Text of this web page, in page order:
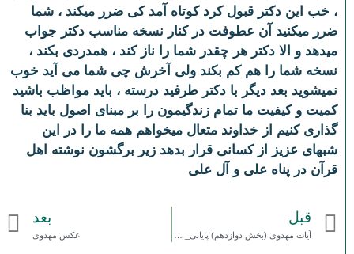
، خب این دکتر قبول کرد کوتاه آمد کی ضرر میکند ، شما
ضرر میکنید آن عطوفت در کنار نسخه مناسب دکتر جواب
میدهد و الا دکتر هر چقدر شما را ناز کند ، همدردی بکند ،
نسخه شما را هم کم بکند ولی آخرش چی شما می آید خوب
نمیشوید بعد دیگر با دکتر طرفید درسته ، باید مواظب باشید
کمیت و کیفیت ما تمام زندگیمون را بر مبنای اصول باید بنا
گذاری کنیم از خداوند متعال میخواهم همه ما را در این
شبهای عزیز از کسانی قرار بدهد زیر برگشون نوشته اهل
قرآن در پناه علی و آل علی
قبل
آیات مهدوی (بخش دوازدهم) پایانی_ حجت الاسلام حیدری کاشانی
بعد
عکس مهدوی